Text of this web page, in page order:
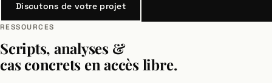
Discutons de votre projet
RESSOURCES
Scripts, analyses &
cas concrets en accès libre.